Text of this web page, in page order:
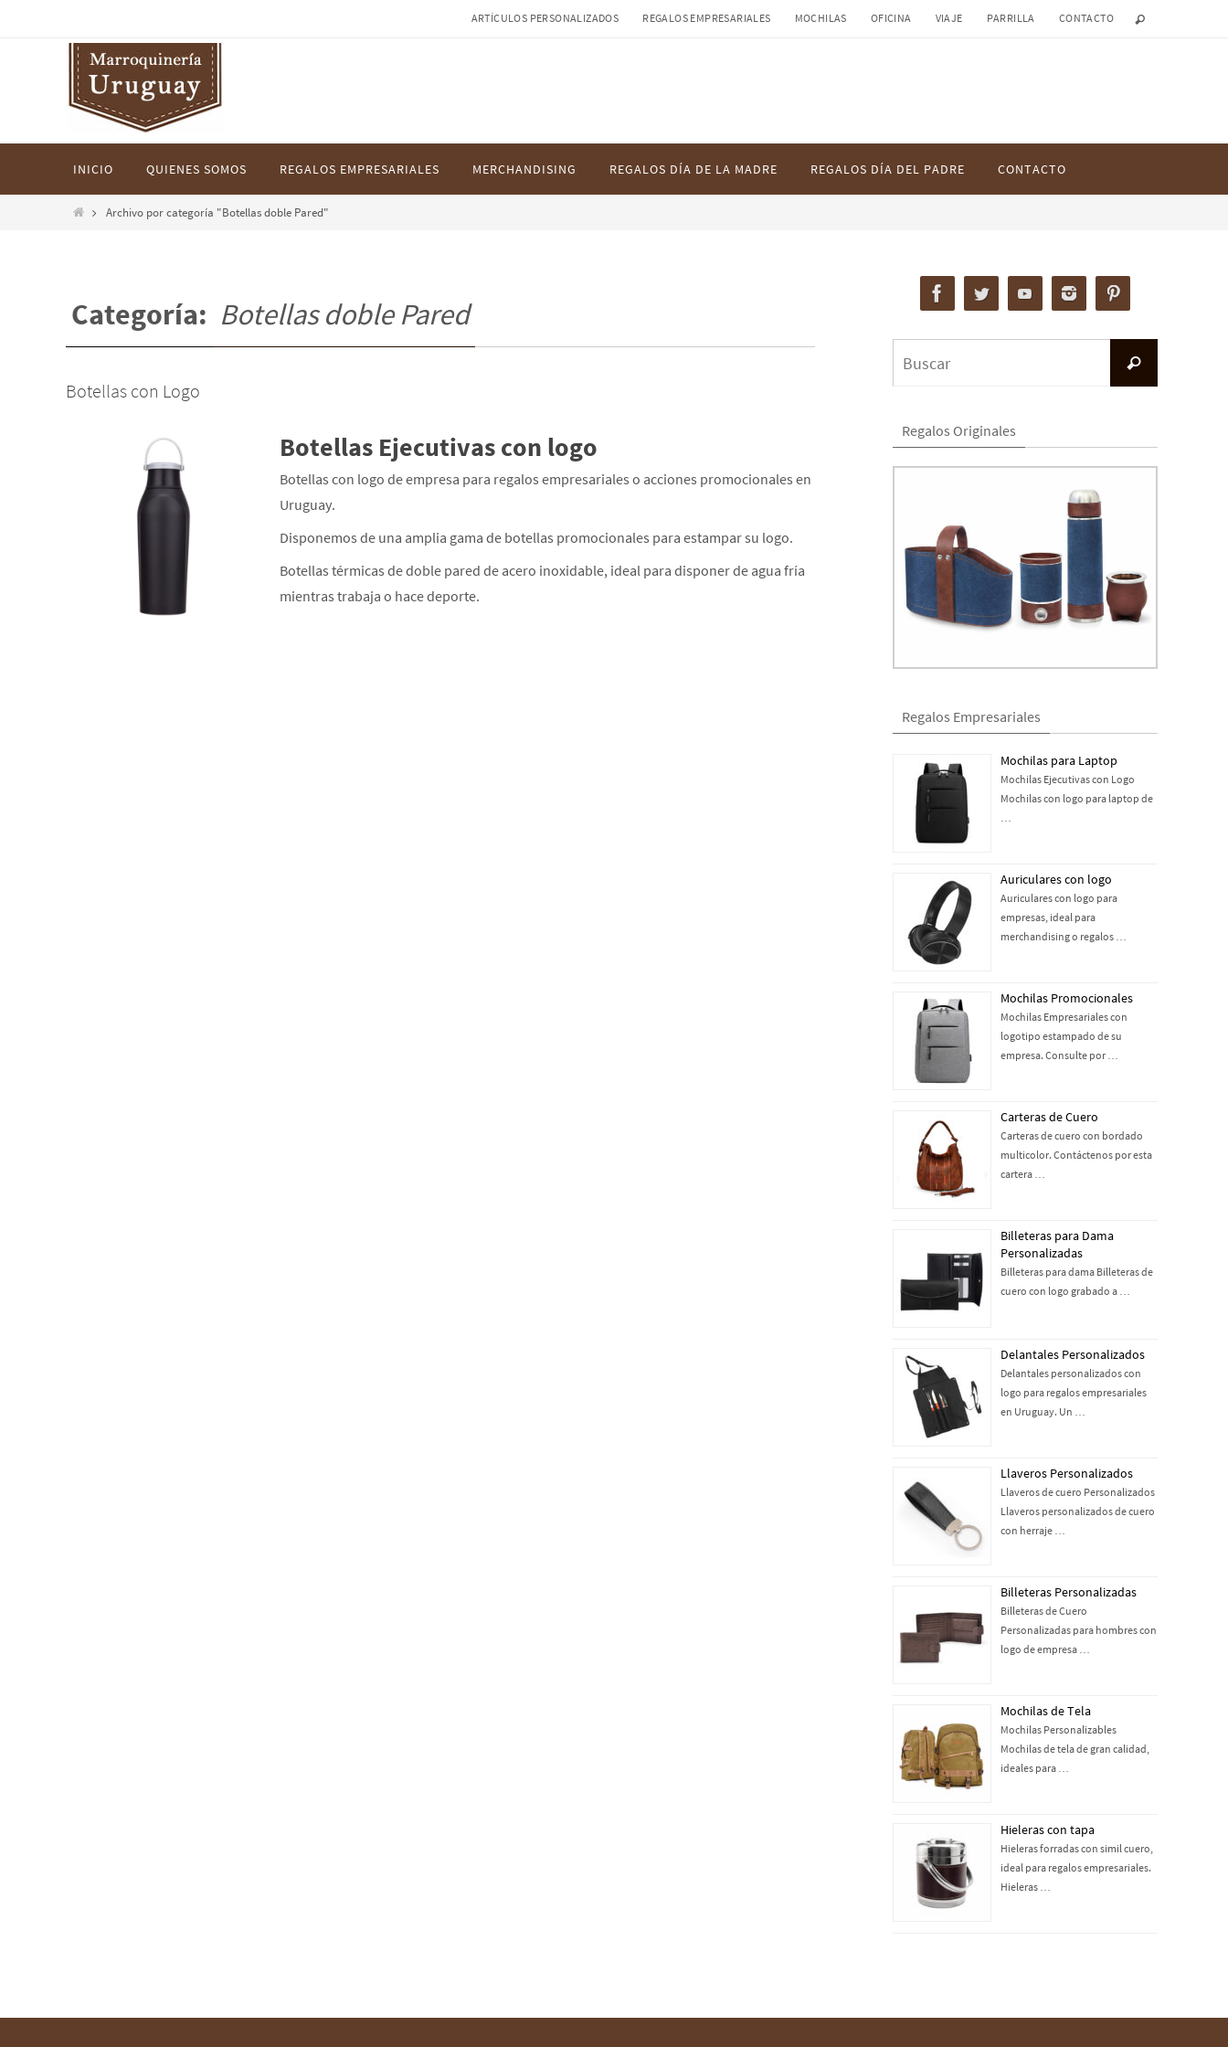
ARTÍCULOS PERSONALIZADOS REGALOS EMPRESARIALES MOCHILAS OFICINA VIAJE PARRILLA CONTACTO
contenido
INICIO QUIENES SOMOS REGALOS EMPRESARIALES MERCHANDISING REGALOS DÍA DE LA MADRE REGALOS DÍA DEL PADRE CONTACTO
InicioArchivo por categoría "Botellas doble Pared"
Categoría: Botellas doble Pared
Botellas con Logo
Botellas Ejecutivas con logo
Botellas con logo de empresa para regalos empresariales o acciones promocionales en
Uruguay.
Disponemos de una amplia gama de botellas promocionales para estampar su logo.
Botellas térmicas de doble pared de acero inoxidable, ideal para disponer de agua fría
mientras trabaja o hace deporte.
Buscar
Regalos Originales
Regalos Empresariales
Mochilas para Laptop
Mochilas Ejecutivas con Logo
Mochilas con logo para laptop de
…
Auriculares con logo
Auriculares con logo para
empresas, ideal para
merchandising o regalos …
Mochilas Promocionales
Mochilas Empresariales con
logotipo estampado de su
empresa. Consulte por …
Carteras de Cuero
Carteras de cuero con bordado
multicolor. Contáctenos por esta
cartera …
Billeteras para Dama
Personalizadas
Billeteras para dama Billeteras de
cuero con logo grabado a …
Delantales Personalizados
Delantales personalizados con
logo para regalos empresariales
en Uruguay. Un …
Llaveros Personalizados
Llaveros de cuero Personalizados
Llaveros personalizados de cuero
con herraje …
Billeteras Personalizadas
Billeteras de Cuero
Personalizadas para hombres con
logo de empresa …
Mochilas de Tela
Mochilas Personalizables
Mochilas de tela de gran calidad,
ideales para …
Hieleras con tapa
Hieleras forradas con simil cuero,
ideal para regalos empresariales.
Hieleras …